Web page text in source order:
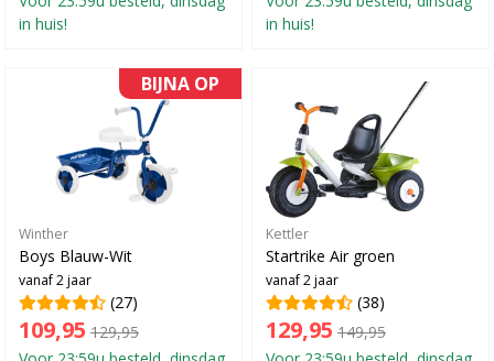
in huis!
in huis!
BIJNA OP
Winther
Boys Blauw-Wit
vanaf 2 jaar
(27)
109,95 129,95
Kettler
Startrike Air groen
vanaf 2 jaar
(38)
129,95 149,95